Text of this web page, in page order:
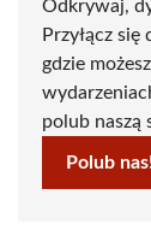
Odkrywaj,
Przyłącz się
gdzie
polub naszą
Polub